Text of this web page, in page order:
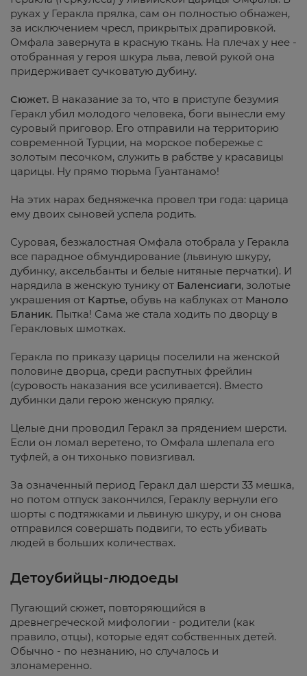
руках у Геракла прялка, сам он полностью обнажен,
за исключением чресл, прикрытых драпировкой.
Омфала завернута в красную ткань. На плечах у нее -
отобранная у героя шкура льва, левой рукой она
придерживает сучковатую дубину.
Сюжет. В наказание за то, что в приступе безумия
Геракл убил молодого человека, боги вынесли ему
суровый приговор. Его отправили на территорию
современной Турции, на морское побережье с
золотым песочком, служить в рабстве у красавицы
царицы. Ну прямо тюрьма Гуантанамо!
На этих нарах бедняжечка провел три года: царица
ему двоих сыновей успела родить.
Суровая, безжалостная Омфала отобрала у Геракла
все парадное обмундирование (львиную шкуру,
дубинку, аксельбанты и белые нитяные перчатки). И
нарядила в женскую тунику от Баленсиаги, золотые
украшения от Картье, обувь на каблуках от Маноло
Бланик. Пытка! Сама же стала ходить по дворцу в
Геракловых шмотках.
Геракла по приказу царицы поселили на женской
половине дворца, среди распутных фрейлин
(суровость наказания все усиливается). Вместо
дубинки дали герою женскую прялку.
Целые дни проводил Геракл за прядением шерсти.
Если он ломал веретено, то Омфала шлепала его
туфлей, а он тихонько повизгивал.
За означенный период Геракл дал шерсти 33 мешка,
но потом отпуск закончился, Гераклу вернули его
шорты с подтяжками и львиную шкуру, и он снова
отправился совершать подвиги, то есть убивать
людей в больших количествах.
Детоубийцы-людоеды
Пугающий сюжет, повторяющийся в
древнегреческой мифологии - родители (как
правило, отцы), которые едят собственных детей.
Обычно - по незнанию, но случалось и
злонамеренно.